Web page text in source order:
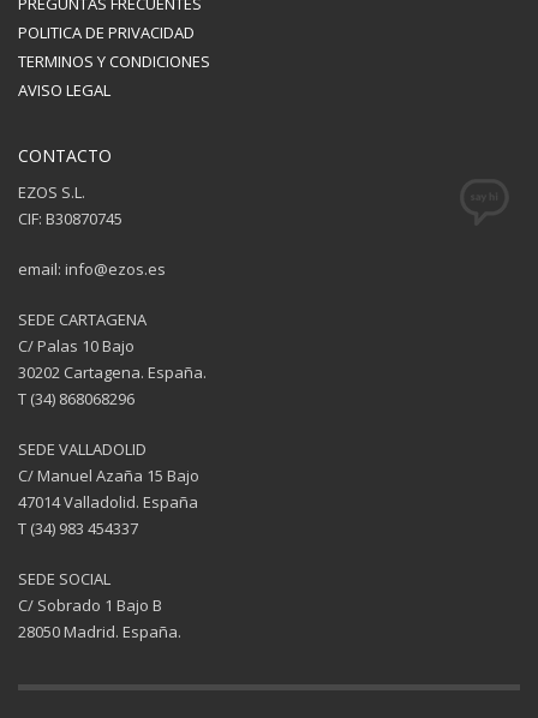
POLITICA DE PRIVACIDAD
TERMINOS Y CONDICIONES
AVISO LEGAL
CONTACTO
EZOS S.L.
CIF: B30870745
email: info@ezos.es
SEDE CARTAGENA
C/ Palas 10 Bajo
30202 Cartagena. España.
T (34) 868068296
SEDE VALLADOLID
C/ Manuel Azaña 15 Bajo
47014 Valladolid. España
T (34) 983 454337
SEDE SOCIAL
C/ Sobrado 1 Bajo B
28050 Madrid. España.